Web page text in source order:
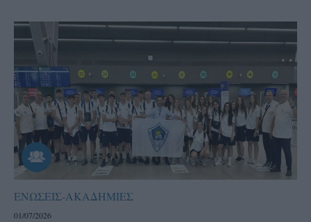
ΕΝΩΣΕΙΣ-ΑΚΑΔΗΜΙΕΣ
01/07/2026